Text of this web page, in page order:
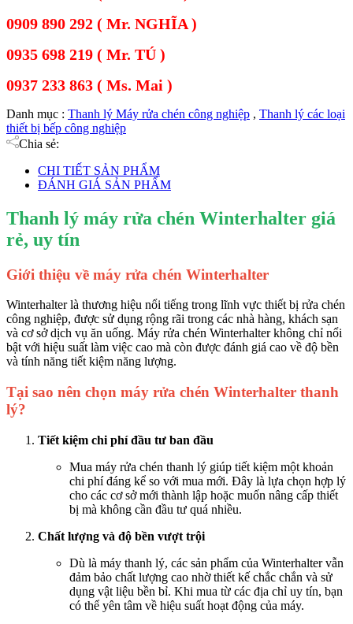
0909 890 292 ( Mr. NGHĨA )
0935 698 219 ( Mr. TÚ )
0937 233 863 ( Ms. Mai )
Danh mục : Thanh lý Máy rửa chén công nghiệp , Thanh lý các loại
thiết bị bếp công nghiệp
Chia sẻ:
CHI TIẾT SẢN PHẨM
ĐÁNH GIÁ SẢN PHẨM
Thanh lý máy rửa chén Winterhalter giá
rẻ, uy tín
Giới thiệu về máy rửa chén Winterhalter
Winterhalter là thương hiệu nổi tiếng trong lĩnh vực thiết bị rửa chén
công nghiệp, được sử dụng rộng rãi trong các nhà hàng, khách sạn
và cơ sở dịch vụ ăn uống. Máy rửa chén Winterhalter không chỉ nổi
bật với hiệu suất làm việc cao mà còn được đánh giá cao về độ bền
và tính năng tiết kiệm năng lượng.
Tại sao nên chọn máy rửa chén Winterhalter thanh
lý?
Tiết kiệm chi phí đầu tư ban đầu
Mua máy rửa chén thanh lý giúp tiết kiệm một khoản
chi phí đáng kể so với mua mới. Đây là lựa chọn hợp lý
cho các cơ sở mới thành lập hoặc muốn nâng cấp thiết
bị mà không cần đầu tư quá nhiều.
Chất lượng và độ bền vượt trội
Dù là máy thanh lý, các sản phẩm của Winterhalter vẫn
đảm bảo chất lượng cao nhờ thiết kế chắc chắn và sử
dụng vật liệu bền bỉ. Khi mua từ các địa chỉ uy tín, bạn
có thể yên tâm về hiệu suất hoạt động của máy.